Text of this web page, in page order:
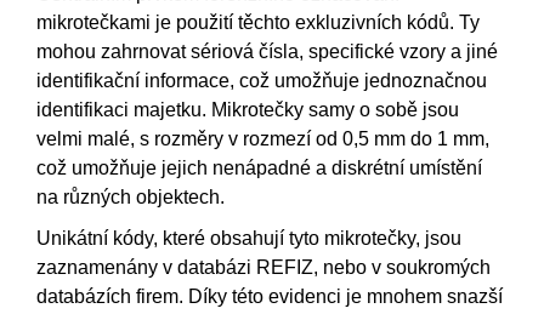
mikrotečkami je použití těchto exkluzivních kódů. Ty
mohou zahrnovat sériová čísla, specifické vzory a jiné
identifikační informace, což umožňuje jednoznačnou
identifikaci majetku. Mikrotečky samy o sobě jsou
velmi malé, s rozměry v rozmezí od 0,5 mm do 1 mm,
což umožňuje jejich nenápadné a diskrétní umístění
na různých objektech.
Unikátní kódy, které obsahují tyto mikrotečky, jsou
zaznamenány v databázi REFIZ, nebo v soukromých
databázích firem. Díky této evidenci je mnohem snazší